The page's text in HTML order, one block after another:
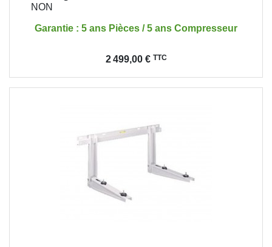
NON
Garantie : 5 ans Pièces / 5 ans Compresseur
2 499,00 € TTC